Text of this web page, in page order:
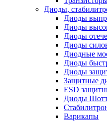
Диоды,
Диоды
Диоды
Диоды
Диоды
Диодные
Диоды
Диоды
Защитные
ESD
Диоды
Варикапы